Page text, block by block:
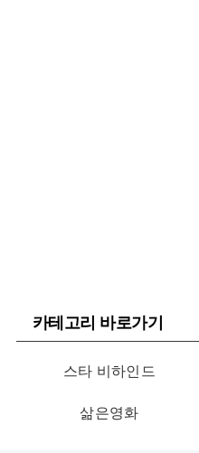
카테고리 바로가기
스타 비하인드
삶은영화